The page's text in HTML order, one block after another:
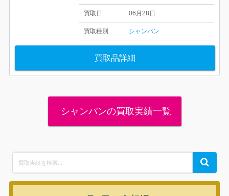
買取日 06月28日
買取種別 シャンパン
買取品詳細
シャンパンの買取実績一覧
for:
Search